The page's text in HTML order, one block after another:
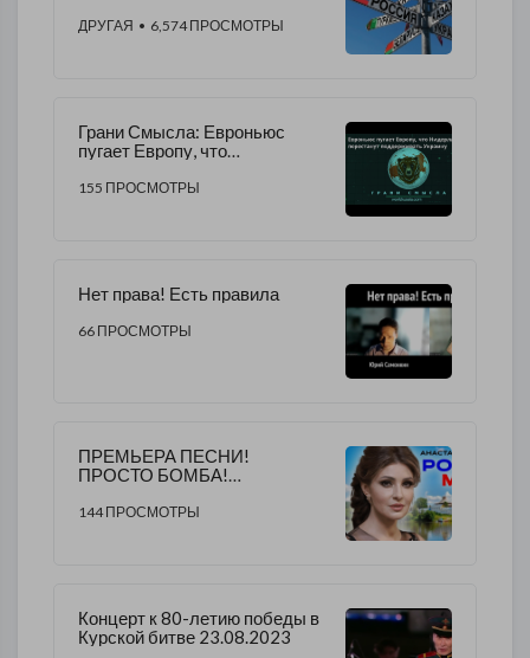
ДРУГАЯ • 6,574 ПРОСМОТРЫ
Грани Смысла: Евроньюс
пугает Европу, что
поддерживать Украину
155 ПРОСМОТРЫ
Нет права! Есть правила
66 ПРОСМОТРЫ
ПРЕМЬЕРА ПЕСНИ!
ПРОСТО БОМБА!
144 ПРОСМОТРЫ
Концерт к 80-летию победы в
Курской битве 23.08.2023